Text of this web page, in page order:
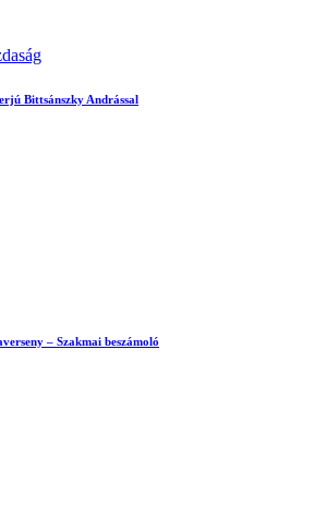
Bittsánszky Andrással
– Szakmai beszámoló